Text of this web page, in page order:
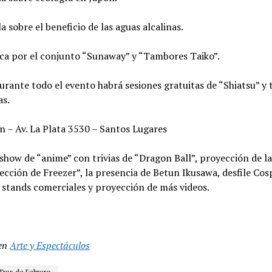
sobre el beneficio de las aguas alcalinas.
por el conjunto “Sunaway” y “Tambores Taiko”.
todo el evento habrá sesiones gratuitas de “Shiatsu” y
– Av. La Plata 3530 – Santos Lugares
de “anime” con trivias de “Dragon Ball”, proyección de
de Freezer”, la presencia de Betun Ikusawa, desfile
comerciales y proyección de más videos.
Arte y Espectáculos